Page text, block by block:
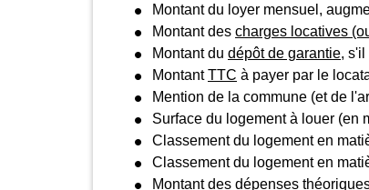
Montant du loyer mensuel,
Montant des charges locatives
Montant du dépôt de garantie, s'il
MontantTTC à payer par le
Mention de la commune (et de
Surface du logement à louer (en
Classement du logement en
Classement du logement en
Montant des dépenses